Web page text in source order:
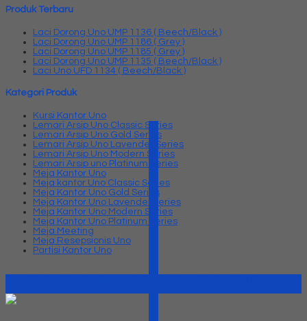
Produk Terbaru
Laci Dorong Uno UMP 1136 ( Beech/Black )
Laci Dorong Uno UMP 1186 ( Grey )
Laci Dorong Uno UMP 1185 ( Grey )
Laci Dorong Uno UMP 1135 ( Beech/Black )
Laci Uno UFD 1134 ( Beech/Black )
Kategori Produk
Kursi Kantor Uno
Lemari Arsip Uno Classic Series
Lemari Arsip Uno Gold Series
Lemari Arsip Uno Lavender Series
Lemari Arsip Uno Modern Series
Lemari Arsip uno Platinum Series
Meja Kantor Uno
Meja kantor Uno Classic Series
Meja Kantor Uno Gold Series
Meja Kantor Uno Lavender series
Meja Kantor Uno Modern Series
Meja Kantor Uno Platinum Series
Meja Meeting
Meja Resepsionis Uno
Partisi Kantor Uno